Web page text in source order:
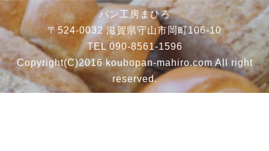
パン工房まひろ
〒524-0032 滋賀県守山市岡町106-10
TEL 090-8561-1596
Copyright(C)2016 koubopan-mahiro.com All right
reserved.